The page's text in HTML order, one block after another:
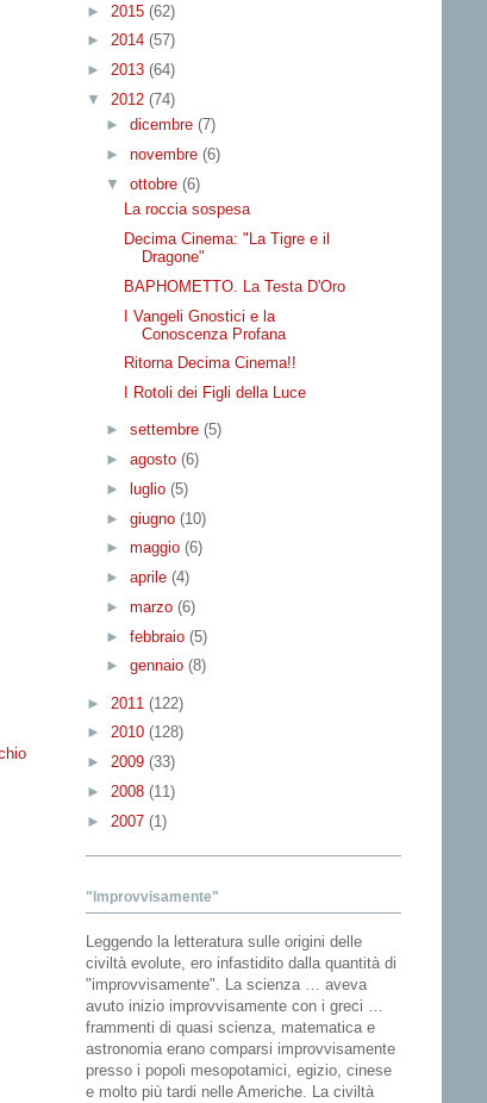
► 2015 (62)
► 2014 (57)
► 2013 (64)
▼ 2012 (74)
► dicembre (7)
► novembre (6)
▼ ottobre (6)
La roccia sospesa
Decima Cinema: "La Tigre e il
Dragone"
BAPHOMETTO. La Testa D'Oro
I Vangeli Gnostici e la
Conoscenza Profana
Ritorna Decima Cinema!!
I Rotoli dei Figli della Luce
► settembre (5)
► agosto (6)
►
luglio (5)
► giugno (10)
► maggio (6)
► aprile (4)
► marzo (6)
► febbraio (5)
► gennaio (8)
► 2011 (122)
► 2010 (128)
► 2009 (33)
► 2008 (11)
► 2007 (1)
"Improvvisamente"
Leggendo la letteratura sulle origini delle
civiltà evolute, ero infastidito dalla quantità di
"improvvisamente". La scienza … aveva
avuto inizio improvvisamente con i greci …
frammenti di quasi scienza, matematica e
astronomia erano comparsi improvvisamente
presso i popoli mesopotamici, egizio, cinese
e molto più tardi nelle Americhe. La civiltà